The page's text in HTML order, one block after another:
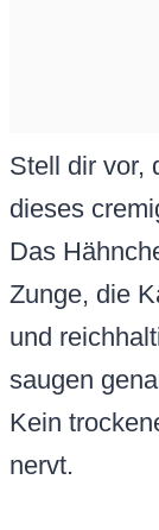
Stell dir vor,
dieses
Das
Zunge, die
und
saugen
Kein
nervt.